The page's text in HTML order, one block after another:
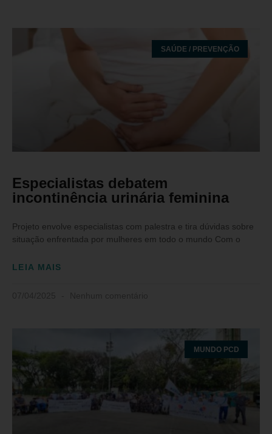
SAÚDE / PREVENÇÃO
Especialistas debatem
incontinência urinária feminina
Projeto envolve especialistas com palestra e tira dúvidas sobre
situação enfrentada por mulheres em todo o mundo Com o
LEIA MAIS
MUNDO PCD